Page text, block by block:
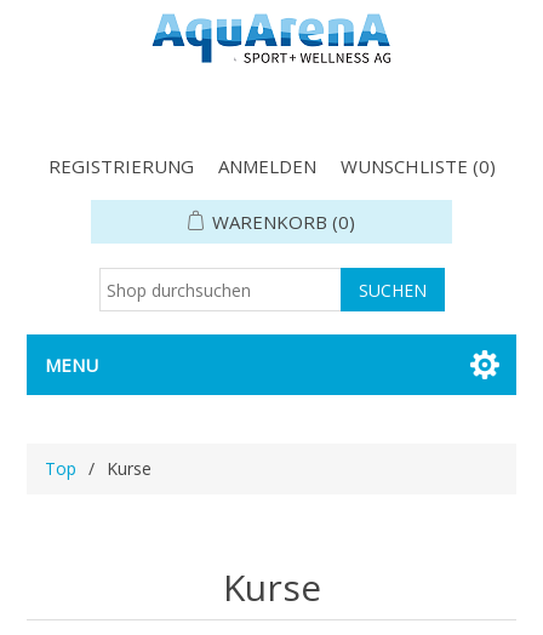
REGISTRIERUNG ANMELDEN WUNSCHLISTE (0)
WARENKORB (0)
MENU
Top / Kurse
Kurse